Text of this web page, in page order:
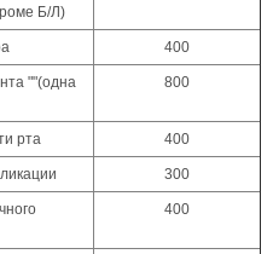
Б/Л)
400
""(одна
800
рта 400
300
400